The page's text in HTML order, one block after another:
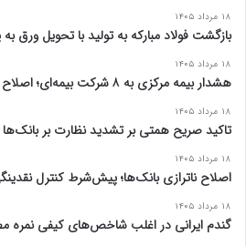
۱۸ مرداد ۱۴۰۵
بازگشت فولاد مبارکه به تولید با تحویل ورق
۱۸ مرداد ۱۴۰۵
هشدار بیمه مرکزی به ۸ شرکت بیمه‌ای؛ اصلاح نکنید، تعلیق می‌شوید
۱۸ مرداد ۱۴۰۵
تاکید صریح همتی بر تشدید نظارت بر بانک‌ها
۱۸ مرداد ۱۴۰۵
اصلاح ناترازی بانک‌ها؛ پیش‌شرط کنترل
۱۸ مرداد ۱۴۰۵
گندم ایرانی در اغلب شاخص‌های کیفی نمره